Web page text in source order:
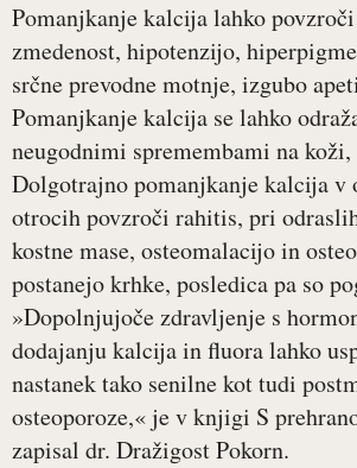
Pomanjkanje kalcija lahko
zmedenost, hipotenzijo,
srčne prevodne motnje, izgubo
Pomanjkanje kalcija se lahko
neugodnimi spremembami na
Dolgotrajno pomanjkanje kalcija v
otrocih povzroči rahitis, pri
kostne mase, osteomalacijo in
postanejo krhke, posledica pa so
»Dopolnjujoče zdravljenje s
dodajanju kalcija in fluora lahko
nastanek tako senilne kot tudi
osteoporoze,« je v knjigi S
zapisal dr. Dražigost Pokorn.